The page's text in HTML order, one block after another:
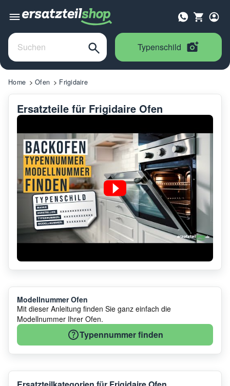
Typenschild
Home Ofen Frigidaire
Ersatzteile für Frigidaire Ofen
Modellnummer Ofen
Mit dieser Anleitung finden Sie ganz einfach die
Modellnummer Ihrer Ofen.
Typennummer finden